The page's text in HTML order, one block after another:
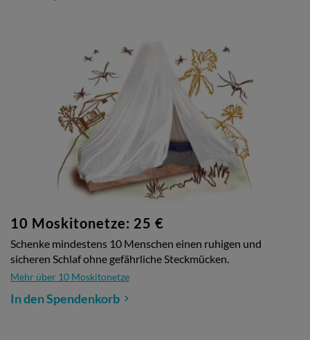
10 Moskitonetze: 25 €
Schenke mindestens 10 Menschen einen ruhigen und
sicheren Schlaf ohne gefährliche Steckmücken.
Mehr über 10 Moskitonetze
In den Spendenkorb